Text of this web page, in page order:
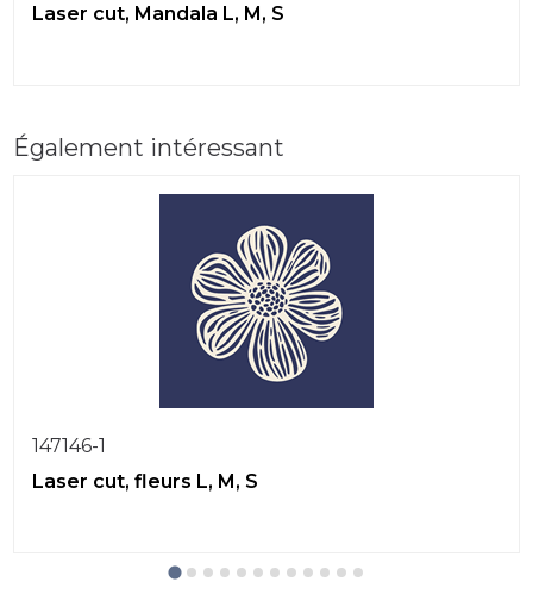
Laser cut, Mandala L, M, S
Également intéressant
147146-1
Laser cut, fleurs L, M, S